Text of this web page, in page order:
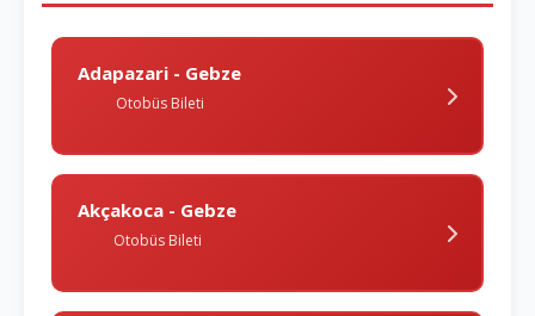
Adapazari - Gebze
Otobüs Bileti
Akçakoca - Gebze
Otobüs Bileti